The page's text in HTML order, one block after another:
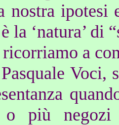
nostra
la ‘natura’ di
a
o più negozi